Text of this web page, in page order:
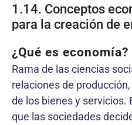
1.14. Conceptos
para la creación de
¿Qué es economía?
Rama de las ciencias
relaciones de
de los bienes y servicios.
que las sociedades